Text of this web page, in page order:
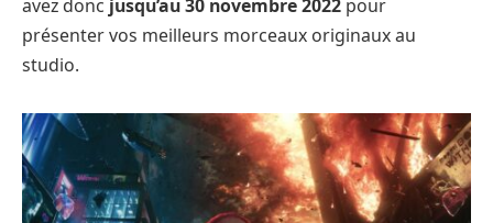
avez donc jusqu’au 30 novembre 2022 pour
présenter vos meilleurs morceaux originaux au
studio.